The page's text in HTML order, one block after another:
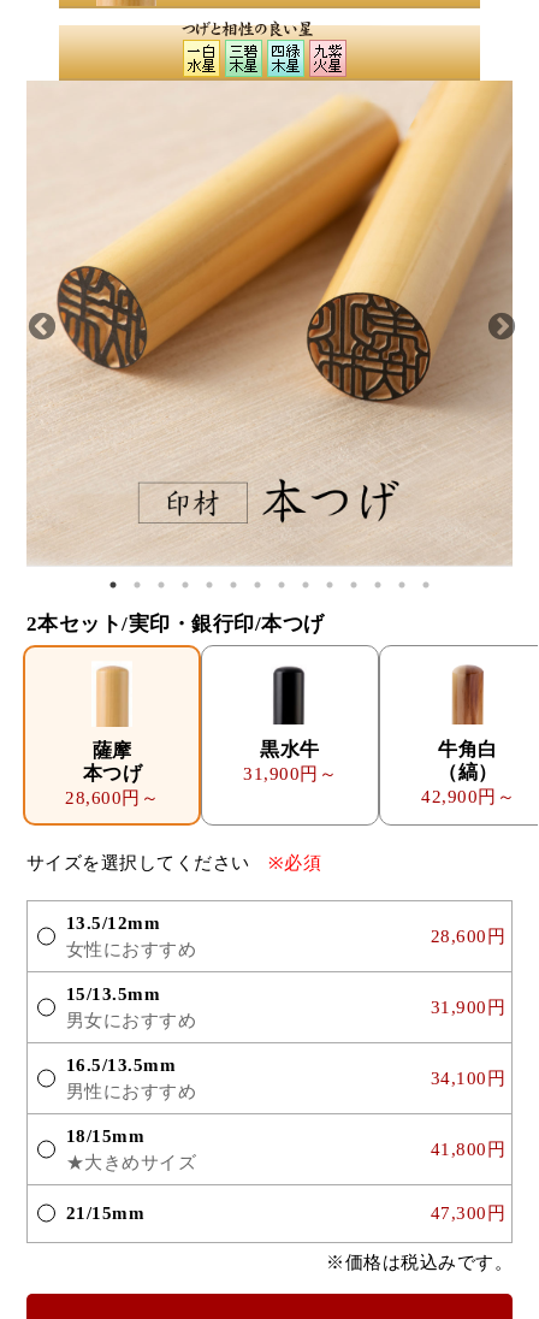
印相体にてお彫りすることにより、お気持ちが前向き
になり自然とよい運気を招き入れられるのではないで
しょうか？
ご印鑑がそのあと押しになれば幸いでございます。
2本セット/実印・銀行印/本つげ
薩摩
本つげ
28,600円～
黒水牛
31,900円～
牛角白
（縞）
42,900円～
サイズを選択してください ※必須
13.5/12mm
女性におすすめ
28,600円
15/13.5mm
男女におすすめ
31,900円
16.5/13.5mm
男性におすすめ
34,100円
18/15mm
★大きめサイズ
41,800円
21/15mm 47,300円
※価格は税込みです。